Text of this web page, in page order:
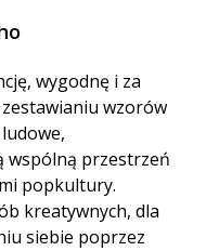
wygodnę i za
wzorów
wspólną przestrzeń
popkultury.
kreatywnych, dla
siebie poprzez